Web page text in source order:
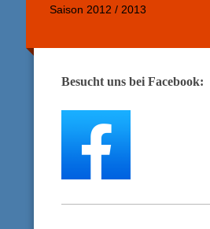
Saison 2012 / 2013
Besucht uns bei Facebook: